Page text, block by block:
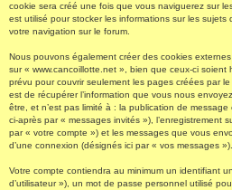
cookie sera créé une fois que vous naviguerez sur
est utilisé pour stocker les informations sur les sujets
votre navigation sur le forum.
Nous pouvons également créer des cookies
sur « www.cancoillotte.net », bien que ceux-ci
prévu pour couvrir seulement les pages créées par
est de récupérer l’information que vous nous
être, et n’est pas limité à : la publication de
ci-après par « messages invités »), l’enregistrement
par « votre compte ») et les messages que vous
d’une connexion (désignés ici par « vos messages »).
Votre compte contiendra au minimum un identifiant
d’utilisateur »), un mot de passe personnel utilisé